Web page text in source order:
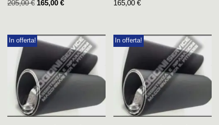
205,00€ 165,00 € 165,00€
In offerta! In offerta!